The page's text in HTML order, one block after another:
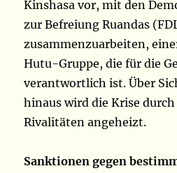
Kinshasa vor, mit den
zur Befreiung Ruandas
zusammenzuarbeiten,
Hutu-Gruppe, die für die
verantwortlich ist. Über
hinaus wird die Krise
Rivalitäten angeheizt.
Sanktionen gegen